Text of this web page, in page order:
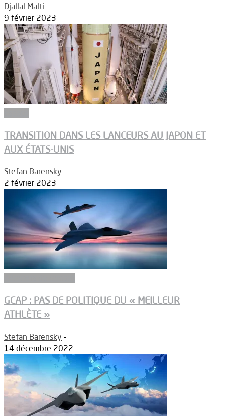
Djallal Malti -
9 février 2023
TRANSITION DANS LES LANCEURS AU JAPON ET
AUX ÉTATS-UNIS
Stefan Barensky -
2 février 2023
GCAP : PAS DE POLITIQUE DU « MEILLEUR
ATHLÈTE »
Stefan Barensky -
14 décembre 2022